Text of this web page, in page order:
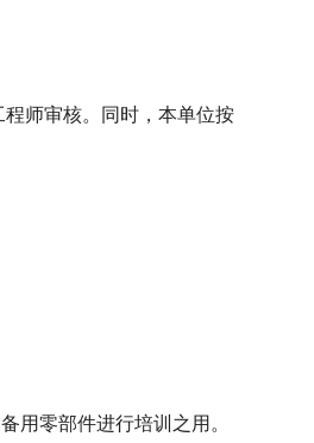
师审核。同时，本单位按
用零部件进行培训之用。